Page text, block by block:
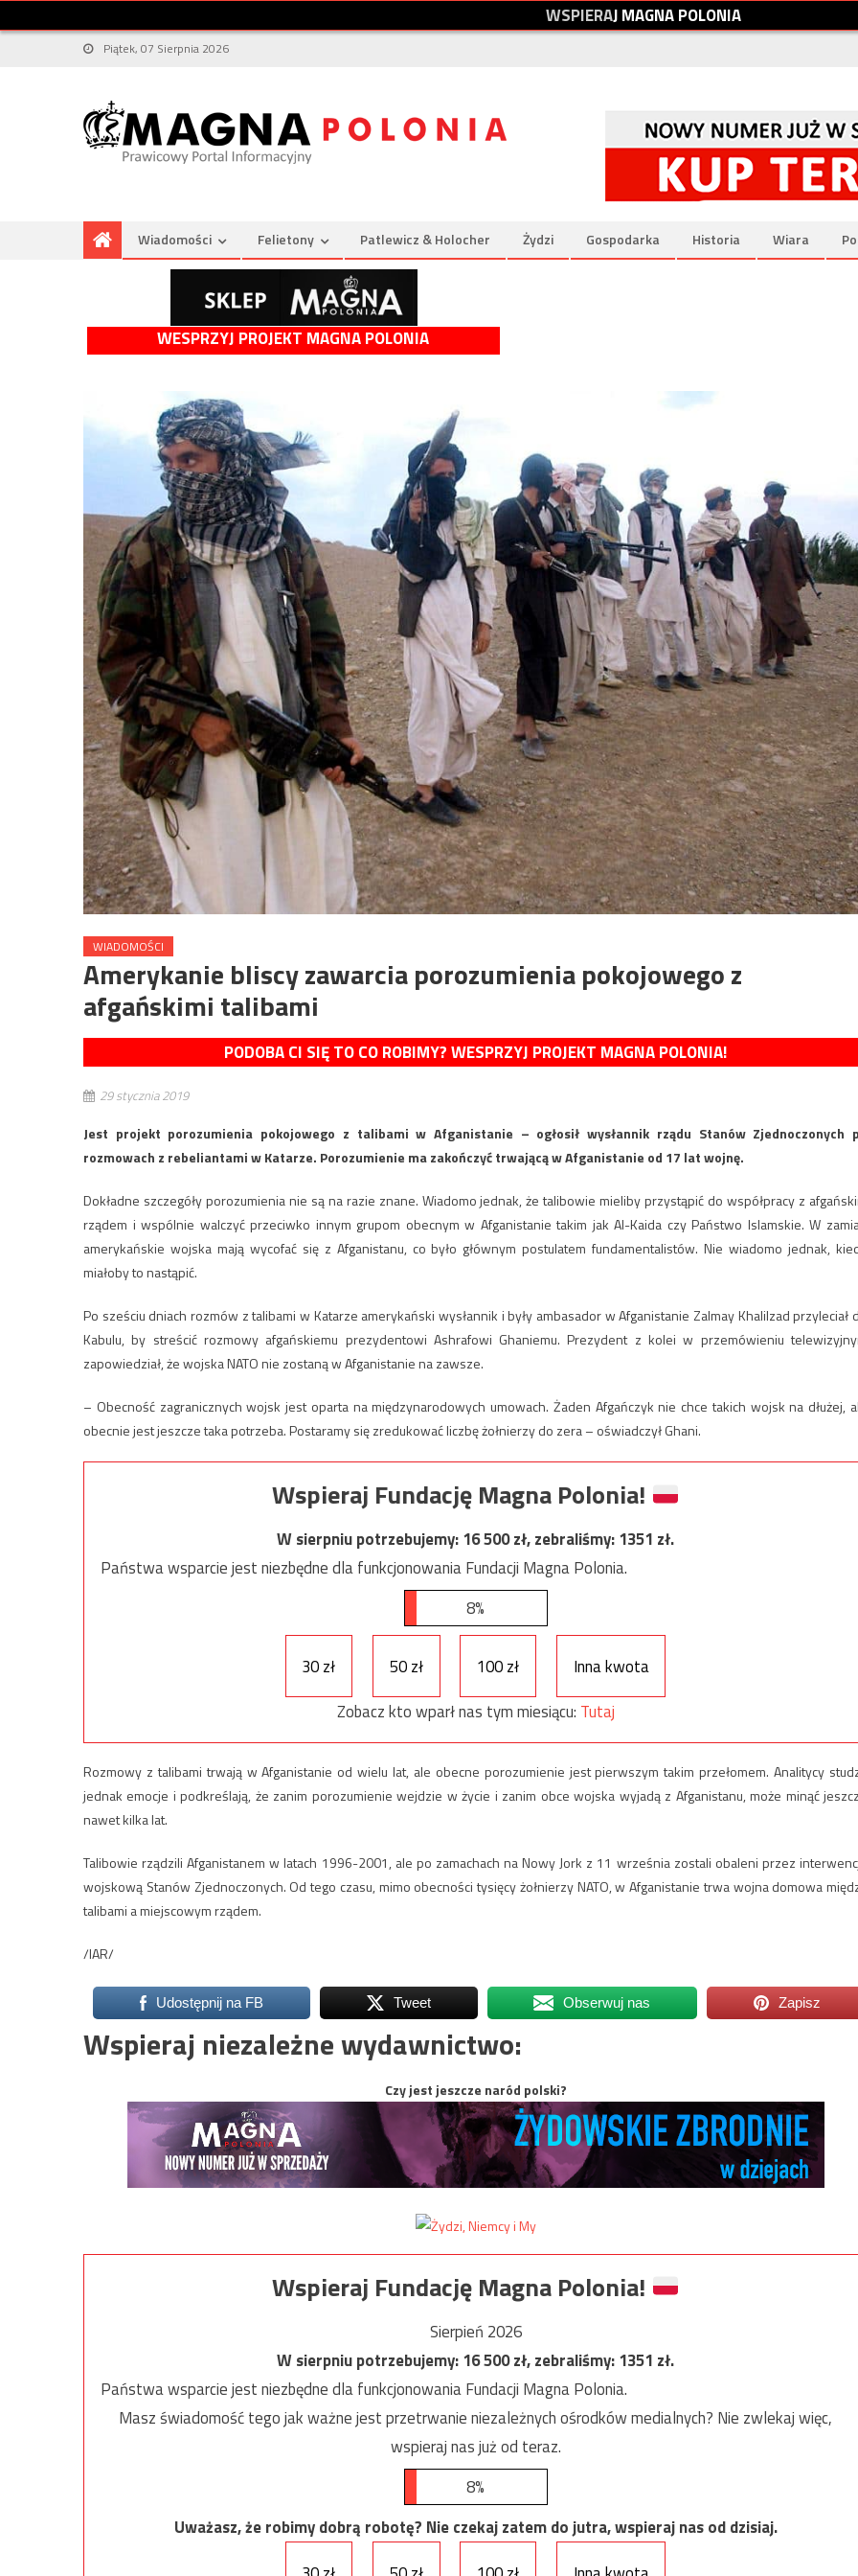
WSPIERAJMAGNAPOLONIA
Piątek, 07 Sierpnia 2026
Wiadomości Felietony Patlewicz & Holocher Żydzi Gospodarka Historia Wiara
WESPRZYJ PROJEKT MAGNA POLONIA
WIADOMOŚCI
Amerykanie bliscy zawarcia porozumienia pokojowego z
afgańskimi talibami
PODOBA CI SIĘ TO CO ROBIMY? WESPRZYJ PROJEKT MAGNA POLONIA!
29 stycznia 2019
Jest projekt porozumienia pokojowego z talibami w Afganistanie – ogłosił wysłannik rządu Stanów Zjednoczonych
rozmowach z rebeliantami w Katarze. Porozumienie ma zakończyć trwającą w Afganistanie od 17 lat wojnę.
Dokładne szczegóły porozumienia nie są na razie znane. Wiadomo jednak, że talibowie mieliby przystąpić do współpracy z
rządem i wspólnie walczyć przeciwko innym grupom obecnym w Afganistanie takim jak Al-Kaida czy Państwo Islamskie. W
amerykańskie wojska mają wycofać się z Afganistanu, co było głównym postulatem fundamentalistów. Nie wiadomo jednak,
miałoby to nastąpić.
Po sześciu dniach rozmów z talibami w Katarze amerykański wysłannik i były ambasador w Afganistanie Zalmay Khalilzad przyleciał
Kabulu, by streścić rozmowy afgańskiemu prezydentowi Ashrafowi Ghaniemu. Prezydent z kolei w przemówieniu
zapowiedział, że wojska NATO nie zostaną w Afganistanie na zawsze.
– Obecność zagranicznych wojsk jest oparta na międzynarodowych umowach. Żaden Afgańczyk nie chce takich wojsk na dłużej,
obecnie jest jeszcze taka potrzeba. Postaramy się zredukować liczbę żołnierzy do zera – oświadczył Ghani.
Wspieraj Fundację Magna Polonia!
W sierpniu potrzebujemy:16 500zł, zebraliśmy:1351 zł.
Państwa wsparcie jest niezbędne dla funkcjonowania Fundacji Magna Polonia.
8%
30 zł 50 zł 100 zł
Inna kwota
Zobacz kto wparł nas tym miesiącu: Tutaj
Rozmowy z talibami trwają w Afganistanie od wielu lat, ale obecne porozumienie jest pierwszym takim przełomem. Analitycy
jednak emocje i podkreślają, że zanim porozumienie wejdzie w życie i zanim obce wojska wyjadą z Afganistanu, może minąć
nawet kilka lat.
Talibowie rządzili Afganistanem w latach 1996-2001, ale po zamachach na Nowy Jork z 11 września zostali obaleni przez
wojskową Stanów Zjednoczonych. Od tego czasu, mimo obecności tysięcy żołnierzy NATO, w Afganistanie trwa wojna domowa
talibami a miejscowym rządem.
/IAR/
Udostępnij na FB Tweet Obserwuj nas Zapisz
Wspieraj niezależne wydawnictwo:
Czy jest jeszcze naród polski?
Wspieraj Fundację Magna Polonia!
Sierpień 2026
W sierpniu potrzebujemy:16 500zł, zebraliśmy:1351 zł.
Państwa wsparcie jest niezbędne dla funkcjonowania Fundacji Magna Polonia.
Masz świadomość tego jak ważne jest przetrwanie niezależnych ośrodków medialnych? Nie zwlekaj więc,
wspieraj nas już od teraz.
8%
Uważasz, że robimy dobrą robotę? Nie czekaj zatem do jutra, wspieraj nas od dzisiaj.